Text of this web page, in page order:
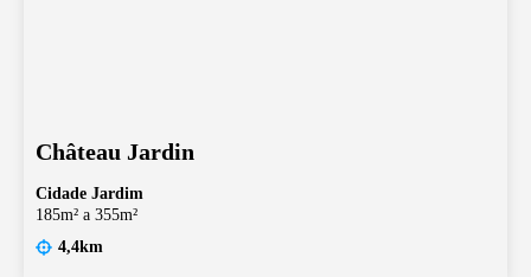
Château Jardin
Cidade Jardim
185m² a 355m²
4,4km